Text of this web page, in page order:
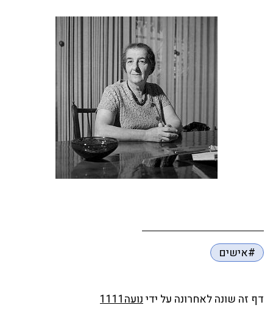
#אישים
דף זה שונה לאחרונה על ידינועה1111